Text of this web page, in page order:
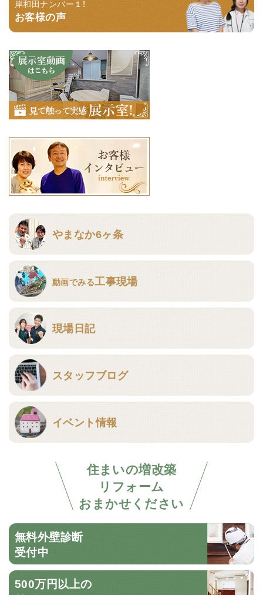
岸和田ナンバー１！
お客様の声
やまなか6ヶ条
動画でみる工事現場
現場日記
スタッフブログ
イベント情報
住まいの増改築
リフォーム
おまかせください
無料外壁診断
受付中
500万円以上の